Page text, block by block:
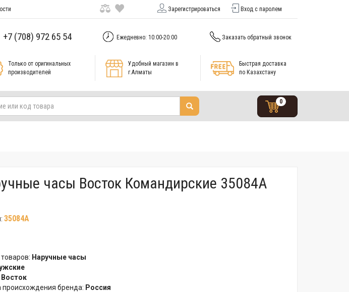
Зарегистрироваться Вход с паролем
+7 (708) 972 65 54 Ежедневно: 10:00-20:00 Заказать обратный звонок
Только от оригинальных
производителей
Удобный магазин в
г.Алматы
Быстрая доставка
по Казахстану
0
часы Восток Командирские 35084А
35084A
товаров: Наручные часы
Восток
происхождения бренда: Россия